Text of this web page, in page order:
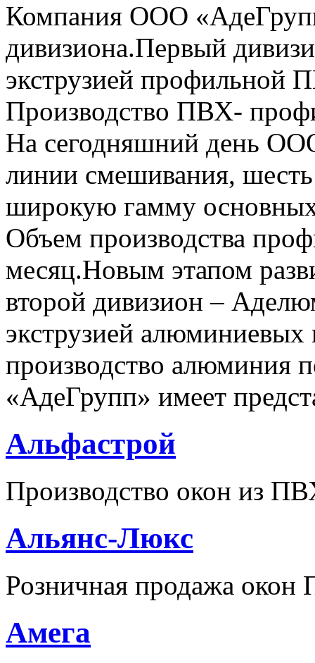
Компания ООО
дивизиона.Первый
экструзией профильной
Производство ПВХ-
На сегодняшний день
линии смешивания,
широкую гамму
Объем производства
месяц.Новым этапом
второй дивизион –
экструзией
производство алюминия
«АдеГрупп» имеет
Альфастрой
Производство окон из
Альянс-Люкс
Розничная продажа
Амега